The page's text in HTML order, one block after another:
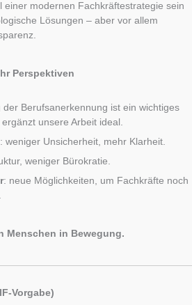
einer modernen Fachkräftestrategie sein
Lösungen – aber vor allem
Perspektiven
der Berufsanerkennung ist ein wichtiges
unsere Arbeit ideal.
weniger Unsicherheit, mehr Klarheit.
weniger Bürokratie.
: neue Möglichkeiten, um Fachkräfte noch
Menschen in Bewegung.
Vorgabe)